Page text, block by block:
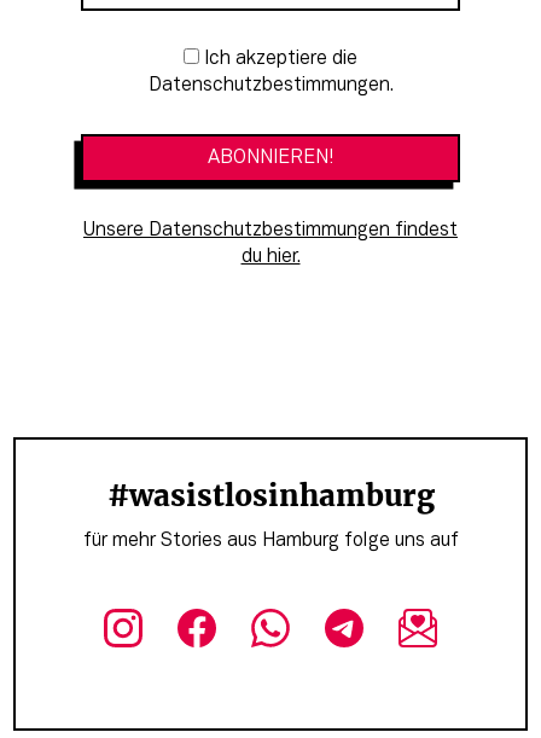
Newsletter-Anmeldung
Datenschutzbestimmungen.
Unsere Datenschutzbestimmungen findest
du hier.
#wasistlosinhamburg
für mehr Stories aus Hamburg folge uns auf